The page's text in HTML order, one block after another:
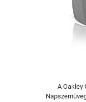
A Oakley